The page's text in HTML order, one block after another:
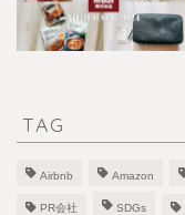
TAG
Airbnb Amazon
PR会社 SDGs